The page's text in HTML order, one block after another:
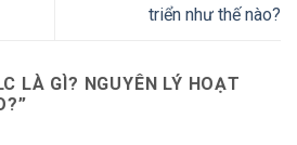
triển như thế nào?
LÀ GÌ? NGUYÊN LÝ HOẠT
”